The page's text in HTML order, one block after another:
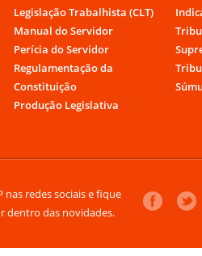
Legislação Trabalhista (CLT)
Manual do Servidor
Perícia do Servidor
Regulamentação da
Constituição
Produção Legislativa
nas redes sociais e fique
dentro das novidades.